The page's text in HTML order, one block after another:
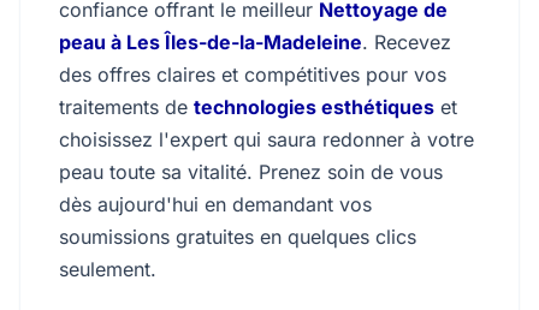
confiance offrant le meilleur Nettoyage de
peau à Les Îles-de-la-Madeleine. Recevez
des offres claires et compétitives pour vos
traitements de technologies esthétiques et
choisissez l'expert qui saura redonner à votre
peau toute sa vitalité. Prenez soin de vous
dès aujourd'hui en demandant vos
soumissions gratuites en quelques clics
seulement.